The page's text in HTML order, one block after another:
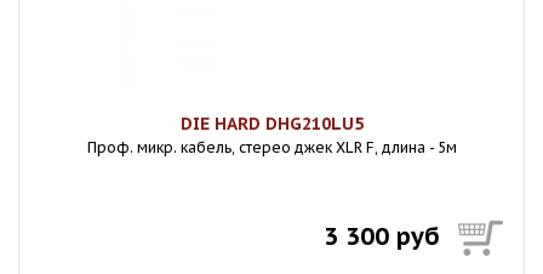
DIE HARD DHG210LU5
Проф. микр. кабель, стерео джек XLR F, длина - 5м
3 300 руб